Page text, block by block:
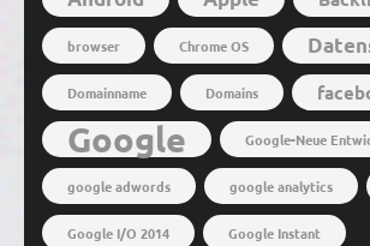
browser Chrome OS
Domainname Domains
Google Google-Neue
google adwords google analytics
Google I/O 2014 Google Instant